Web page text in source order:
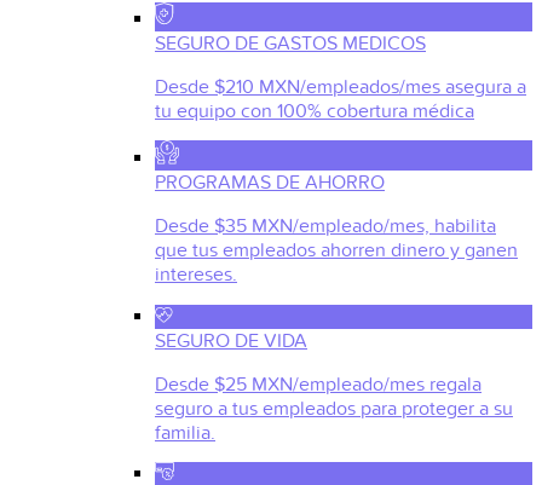
SEGURO DE GASTOS MEDICOS
Desde $210 MXN/empleados/mes asegura a
tu equipo con 100% cobertura médica
PROGRAMAS DE AHORRO
Desde $35 MXN/empleado/mes, habilita
que tus empleados ahorren dinero y ganen
intereses.
SEGURO DE VIDA
Desde $25 MXN/empleado/mes regala
seguro a tus empleados para proteger a su
familia.